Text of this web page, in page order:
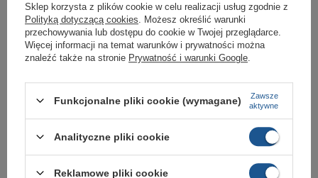
Marka Vans
Symbol VN000H4ZBLK1
Materiał zewnętrzny poliester
Zapięcie zamek
Kolor
centymetrach
Więcej
Sklep korzysta z plików cookie w celu realizacji usług zgodnie z
Polityką dotyczącą cookies . Możesz określić warunki
przechowywania lub dostępu do cookie w Twojej przeglądarce.
Więcej informacji na temat warunków i prywatności można
znaleźć także na stronie Prywatność i warunki Google
Funkcjonalne pliki cookie (wymagane)
Zawsze
aktywne
Analityczne pliki cookie
Reklamowe pliki cookie